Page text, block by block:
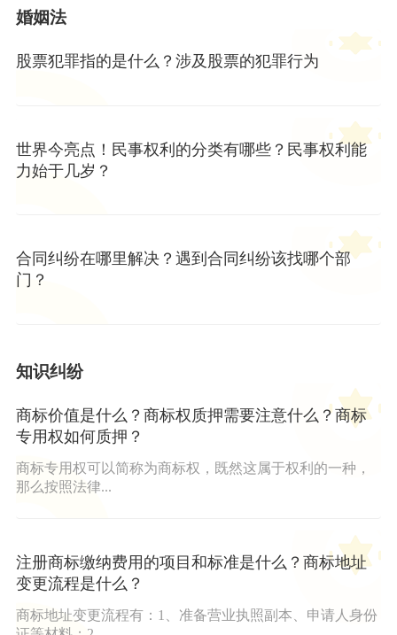
婚姻法
股票犯罪指的是什么？涉及股票的犯罪行为
世界今亮点！民事权利的分类有哪些？民事权利能
力始于几岁？
合同纠纷在哪里解决？遇到合同纠纷该找哪个部
门？
知识纠纷
商标价值是什么？商标权质押需要注意什么？商标
专用权如何质押？
商标专用权可以简称为商标权，既然这属于权利的一种，
那么按照法律...
注册商标缴纳费用的项目和标准是什么？商标地址
变更流程是什么？
商标地址变更流程有：1、准备营业执照副本、申请人身份